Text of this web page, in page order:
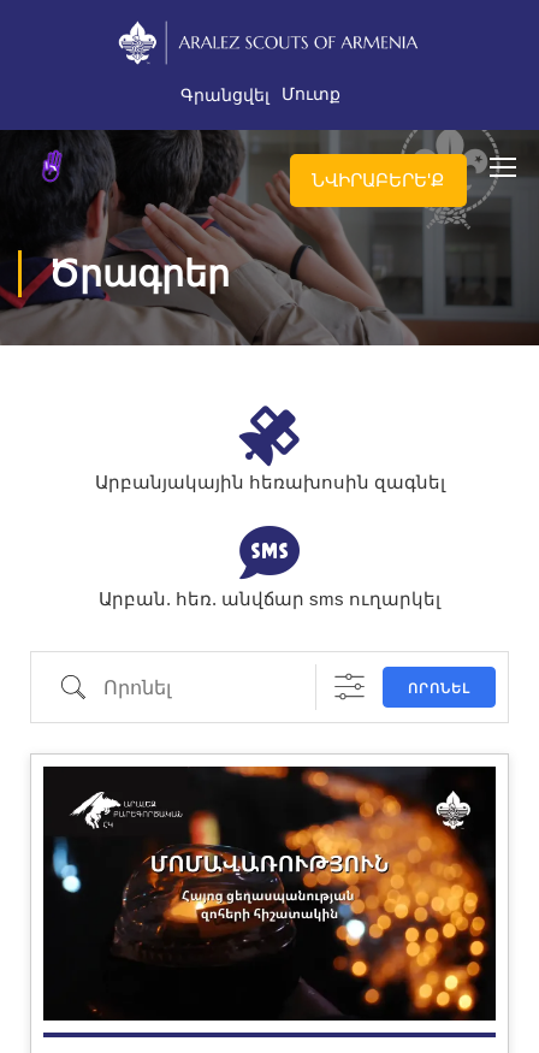
Գրանցվել Մուտք
ՆՎԻՐԱԲԵՐԵ'Ք
Ծրագրեր
Արբանյակային հեռախոսին զագնել
Արբան. հեռ. անվճար sms ուղարկել
ՈՐՈՆԵԼ